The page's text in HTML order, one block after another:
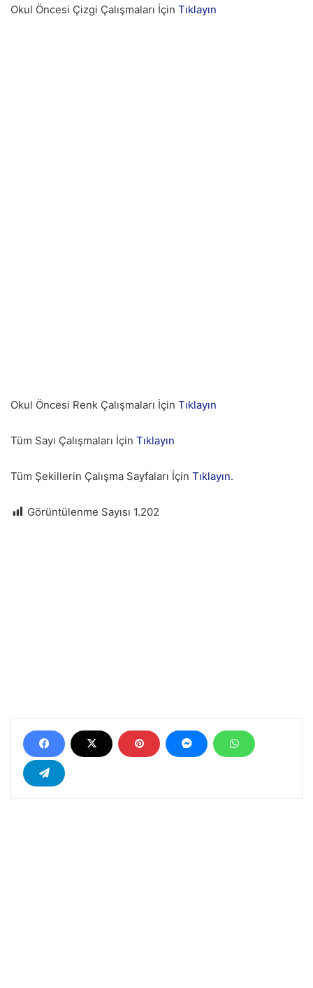
Okul Öncesi Çizgi Çalışmaları İçin Tıklayın
Okul Öncesi Renk Çalışmaları İçin Tıklayın
Tüm Sayı Çalışmaları İçin Tıklayın
Tüm Şekillerin Çalışma Sayfaları İçin Tıklayın.
Görüntülenme Sayısı 1.202